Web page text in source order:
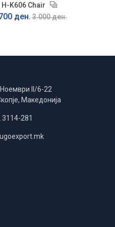
H-K606 Chair
ден. 3.000 ден.
Ноември II/6-22
Македонија
3114-281